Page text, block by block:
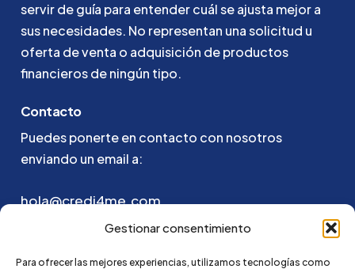
Gestionar consentimiento
Para ofrecer las mejores experiencias, utilizamos tecnologías como
servirdeguía para entendercuálseajusta mejora
susnecesidades. No representan unasolicitud u
oferta deventa o adquisición deproductos
financierosdeningún tipo.
Contacto
Puedes ponerte en contacto con nosotros
enviando un email a:
hola@credi4me.com